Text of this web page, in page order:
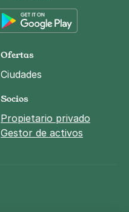
Ofertas
Ciudades
Socios
Propietario privado
Gestor de activos